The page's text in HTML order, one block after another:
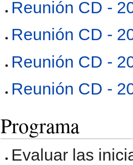
Reunión CD -
Reunión CD -
Reunión CD -
Reunión CD -
Programa
Evaluar las